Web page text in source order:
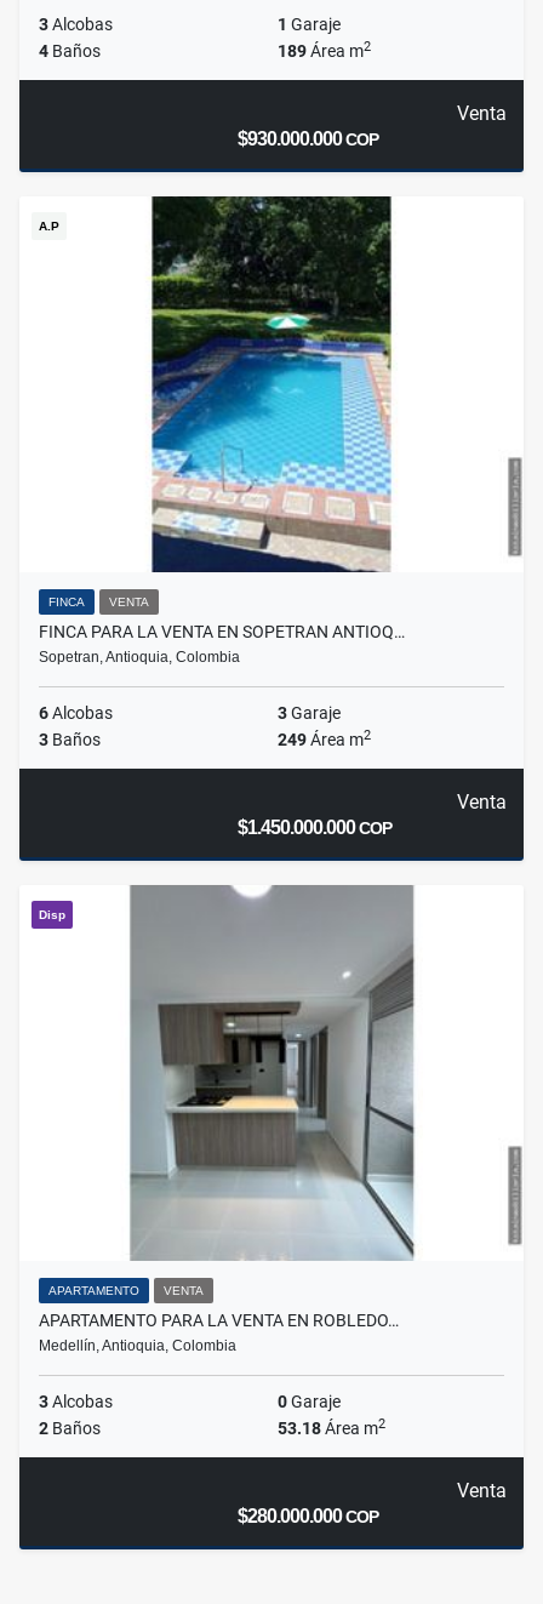
3Alcobas 1 Garaje
4 Baños 189Área m2
Venta
$930.000.000COP
A.P
FINCA VENTA
FINCA PARA LA VENTA EN SOPETRAN ANTIOQ…
Sopetran, Antioquia, Colombia
6Alcobas 3Garaje
3 Baños 249Área m2
Venta
$1.450.000.000COP
Disp
APARTAMENTO VENTA
APARTAMENTO PARA LA VENTA EN ROBLEDO…
Medellín, Antioquia, Colombia
3Alcobas 0Garaje
2 Baños 53.18Área m2
Venta
$280.000.000COP